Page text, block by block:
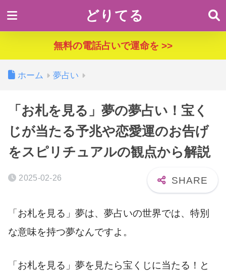
どりてる
無料の電話占いで運命を >>
ホーム 夢占い
「お札を見る」夢の夢占い！宝く
じが当たる予兆や恋愛運のお告げ
をスピリチュアルの観点から解説
2025-02-26
「お札を見る」夢は、夢占いの世界では、特別
な意味を持つ夢なんですよ。
「お札を見る」夢を見たら宝くじに当たる！と